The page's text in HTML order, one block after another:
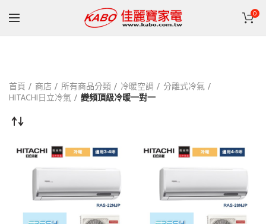
0
首頁 商店 所有商品分類 冷暖空調
分離式冷氣
HITACHI日立冷氣
變頻頂級冷暖一對一